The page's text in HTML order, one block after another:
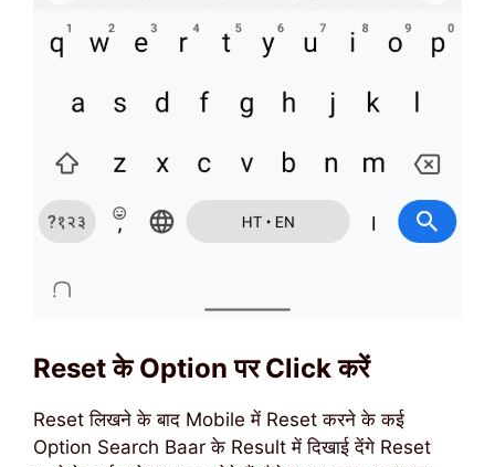
Reset के Option पर Click करें
Reset लिखने के बाद Mobile में Reset करने के कई
Option Search Baar के Result में दिखाई देंगे Reset